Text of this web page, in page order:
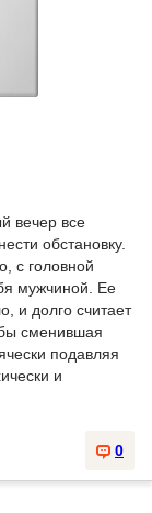
вечер все
обстановку.
с головной
мужчиной. Ее
и долго считает
сменившая
подавляя
и
0